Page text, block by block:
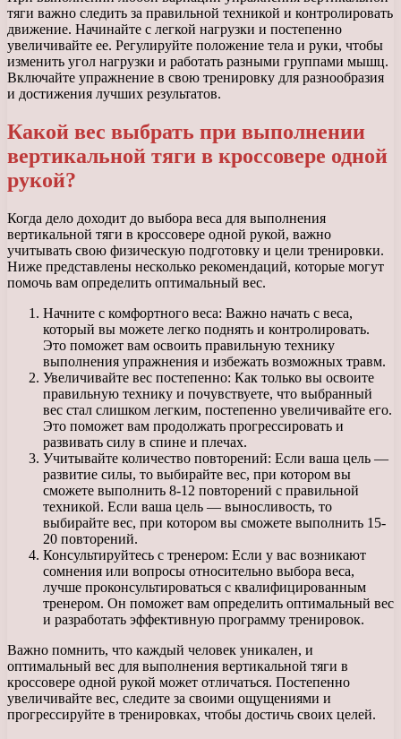
тяги важно следить за правильной техникой и контролировать
движение. Начинайте с легкой нагрузки и постепенно
увеличивайте ее. Регулируйте положение тела и руки, чтобы
изменить угол нагрузки и работать разными группами мышц.
Включайте упражнение в свою тренировку для разнообразия
и достижения лучших результатов.
Какой вес выбрать при выполнении
вертикальной тяги в кроссовере одной
рукой?
Когда дело доходит до выбора веса для выполнения
вертикальной тяги в кроссовере одной рукой, важно
учитывать свою физическую подготовку и цели тренировки.
Ниже представлены несколько рекомендаций, которые могут
помочь вам определить оптимальный вес.
Начните с комфортного веса: Важно начать с веса,
который вы можете легко поднять и контролировать.
Это поможет вам освоить правильную технику
выполнения упражнения и избежать возможных травм.
Увеличивайте вес постепенно: Как только вы освоите
правильную технику и почувствуете, что выбранный
вес стал слишком легким, постепенно увеличивайте его.
Это поможет вам продолжать прогрессировать и
развивать силу в спине и плечах.
Учитывайте количество повторений: Если ваша цель —
развитие силы, то выбирайте вес, при котором вы
сможете выполнить 8-12 повторений с правильной
техникой. Если ваша цель — выносливость, то
выбирайте вес, при котором вы сможете выполнить 15-
20 повторений.
Консультируйтесь с тренером: Если у вас возникают
сомнения или вопросы относительно выбора веса,
лучше проконсультироваться с квалифицированным
тренером. Он поможет вам определить оптимальный вес
и разработать эффективную программу тренировок.
Важно помнить, что каждый человек уникален, и
оптимальный вес для выполнения вертикальной тяги в
кроссовере одной рукой может отличаться. Постепенно
увеличивайте вес, следите за своими ощущениями и
прогрессируйте в тренировках, чтобы достичь своих целей.